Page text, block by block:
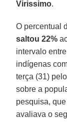
Virissimo.
O percentual
saltou 22%
intervalo
indígenas
terça (31) pelo
sobre a
pesquisa,
avaliava o